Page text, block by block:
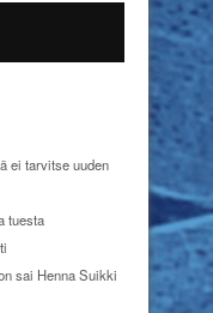
ei tarvitse uuden
tuesta
sai Henna Suikki